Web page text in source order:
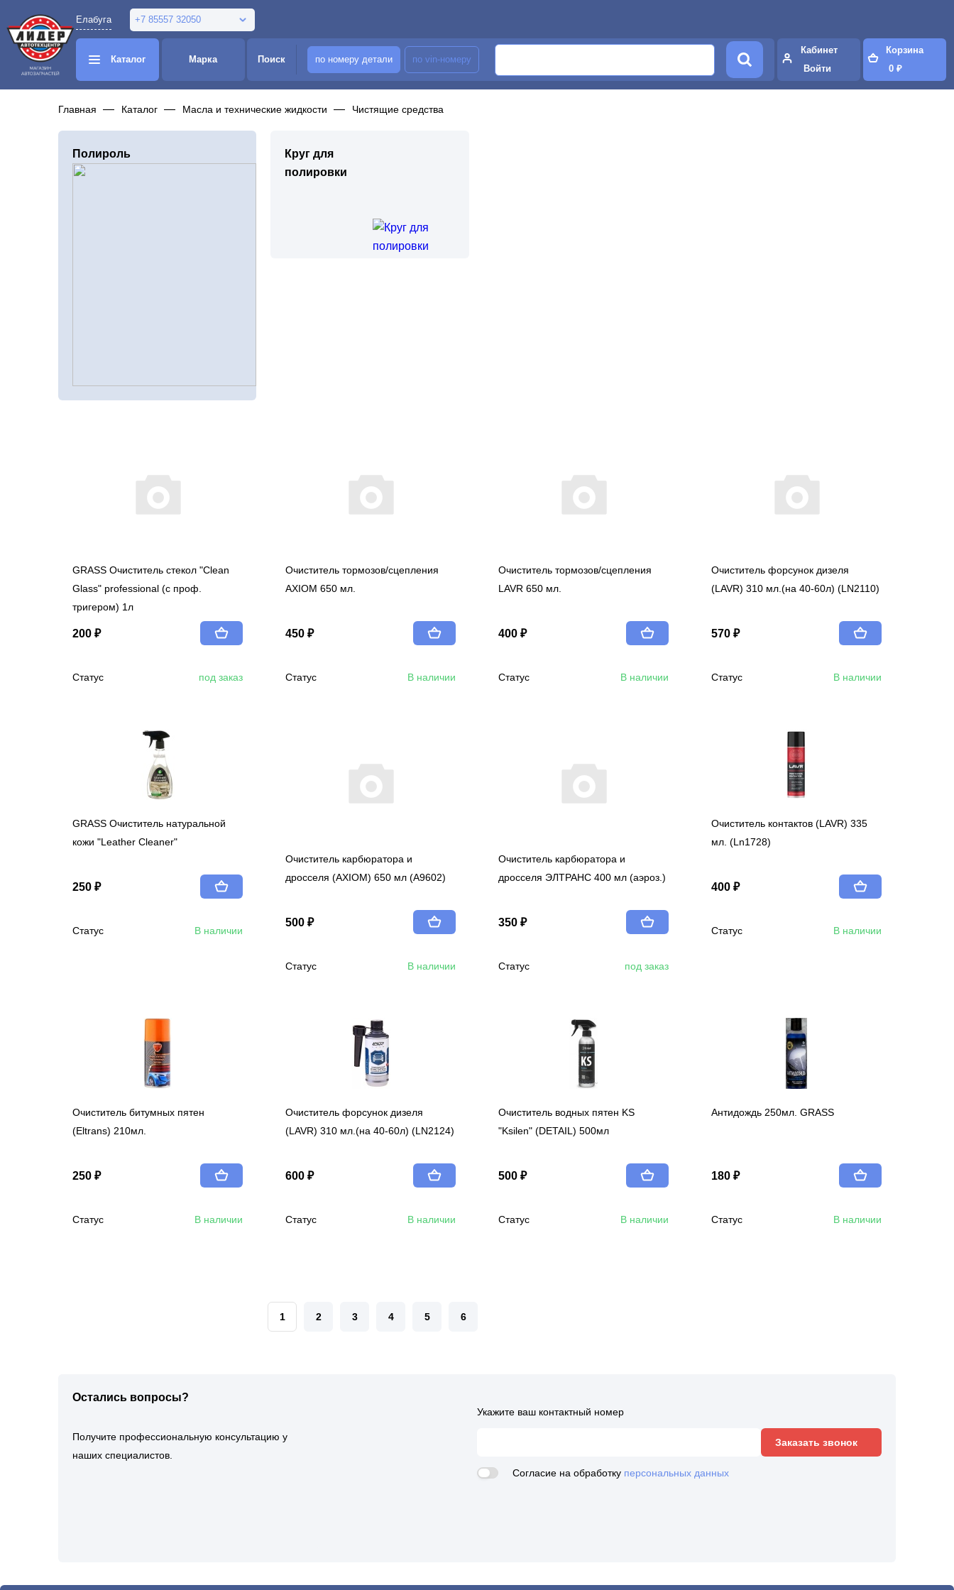
Елабуга +7 85557 32050
Каталог Марка Поиск по номеру детали по vin-номеру
Кабинет
Войти
Корзина
0 ₽
Главная Каталог Масла и технические жидкости Чистящие средства
Полироль
Круг для
полировки
GRASS Очиститель стекол "Clean
Glass" professional (с проф.
тригером) 1л
200 ₽
Статус под заказ
Очиститель тормозов/сцепления
AXIOM 650 мл.
450 ₽
Статус В наличии
Очиститель тормозов/сцепления
LAVR 650 мл.
400 ₽
Статус В наличии
Очиститель форсунок дизеля
(LAVR) 310 мл.(на 40-60л) (LN2110)
570 ₽
Статус В наличии
GRASS Очиститель натуральной
кожи "Leather Cleaner"
250 ₽
Статус В наличии
Очиститель карбюратора и
дросселя (AXIOM) 650 мл (A9602)
500 ₽
Статус В наличии
Очиститель карбюратора и
дросселя ЭЛТРАНС 400 мл (аэроз.)
350 ₽
Статус под заказ
Очиститель контактов (LAVR) 335
мл. (Ln1728)
400 ₽
Статус В наличии
Очиститель битумных пятен
(Eltrans) 210мл.
250 ₽
Статус В наличии
Очиститель форсунок дизеля
(LAVR) 310 мл.(на 40-60л) (LN2124)
600 ₽
Статус В наличии
Очиститель водных пятен KS
"Ksilen" (DETAIL) 500мл
500 ₽
Статус В наличии
Антидождь 250мл. GRASS
180 ₽
Статус В наличии
1 2 3 4 5 6
Остались вопросы?
Получите профессиональную консультацию у
наших специалистов.
Укажите ваш контактный номер
Заказать звонок
Согласие на обработку персональных данных